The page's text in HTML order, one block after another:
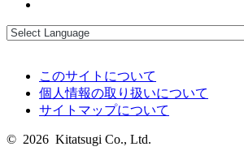
このサイトについて
個人情報の取り扱いについて
サイトマップについて
© 2026 Kitatsugi Co., Ltd.